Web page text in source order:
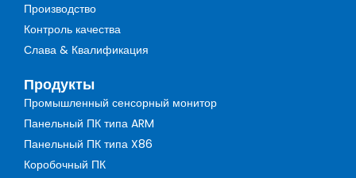
Производство
Контроль качества
Слава & Квалификация
Продукты
Промышленный сенсорный монитор
Панельный ПК типа ARM
Панельный ПК типа X86
Коробочный ПК